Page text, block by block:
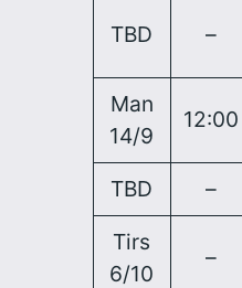
TBD –
Man
14/9
12:00
TBD –
Tirs
6/10
–